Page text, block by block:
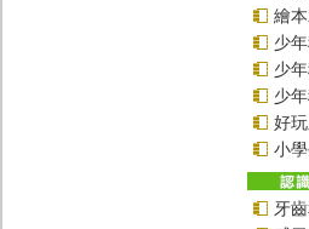
繪
少
少
少
好
小
牙